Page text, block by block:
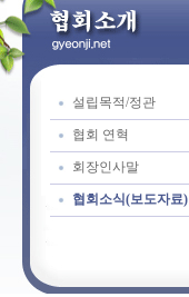
설립목적/정관
협회 연혁
회장인사말
협회소식(보도자료)